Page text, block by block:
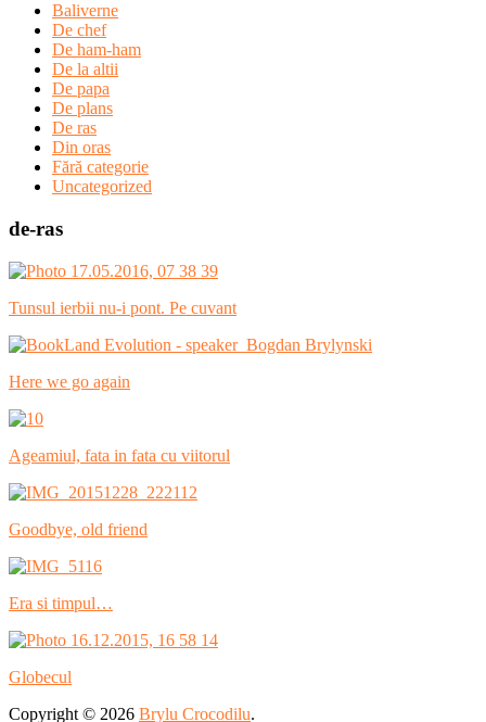
Baliverne
De chef
De ham-ham
De la altii
De papa
De plans
De ras
Din oras
Fără categorie
Uncategorized
de-ras
Tunsul ierbii nu-i pont. Pe cuvant
Here we go again
Ageamiul, fata in fata cu viitorul
Goodbye, old friend
Era si timpul…
Globecul
Copyright © 2026 Brylu Crocodilu.